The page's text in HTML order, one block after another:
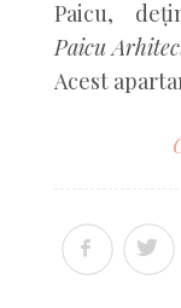
Paicu,
Paicu
Acest